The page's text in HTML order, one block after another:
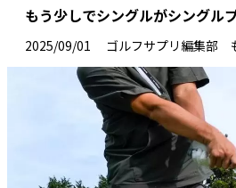
もう少しでシングルがシングル
2025/09/01 ゴルフサプリ編集部